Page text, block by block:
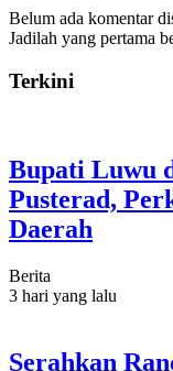
Belum ada komentar
Jadilah yang pertama
Terkini
Bupati Luwu
Pusterad,
Daerah
Berita
3 hari yang lalu
Serahkan